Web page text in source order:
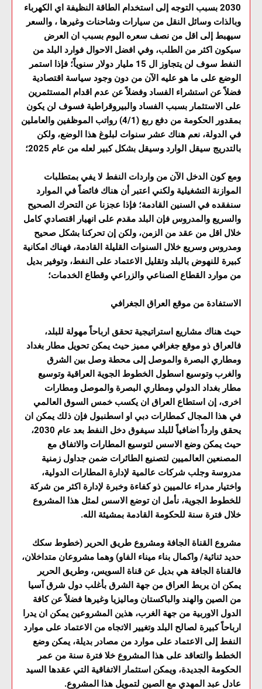
2030 بسبب التوجه إلى استخدام الطاقة النظيفة اي الكهرباء
وبالذات وسائل النقل من سيارات وشاحنات وغيرها ، والسعر
سيهبط إلى اقل من نصف سعره اليوم بسبب ان العرض
سيكون اكثر من الطلب، وفي افضل الاحوال فوارد البلد من
النفط سوف لن يتجاوز ال 15 مليار دولار سنوياً؛ فإذا استمر
الوضع على ما هو عليه الآن من دون وجود سياسة اقتصادية
فضلاً عن استشراء الفساد وفضلاً عن عدم اقدام المستثمرين
على الاستثمار بسبب الفساد والبيروقراطية فسوف لن يكون
بمقدور الحكومة من دفع ربع (4/1) رواتب الموظفين والعاملين
في الدولة، نعم هناك عشر سنوات لبلوغ هذا الوضع، ولكن
بالتدريج سيقل الوارد وسيقل بشكل كبير لعله من عام 2025؛
ومع كون الدخل الآن من واردات النفط لا يفي بمتطلبات
الموازنة التشغيلية ولكني اعتبر أن هناك فائضاً في الموارد
سنفقده في السنين القادمة؛ فإذا عجزنا عن التحرك الصحيح
والسريع والمدروس فإن البلد مقدم على انهيار اقتصادي كامل
خلال اقل من عقد من الزمن، ولكن إن تحركنا بشكل صحيح
ومدروس وسريع خلال السنوات القليلة القادمة، فهناك امكانية
كبيرة للنهوض بالبلد وتقليل الاعتماد على النفط، وتوفير بديل
من موارد القطاع الصناعي والزراعي وقطاع الخدمات؛
الاستفادة من موقع العراق الجغرافي
حيث هناك مشاريع استراتيجية تحقق ارباحاً مهولة للبلد،
فالعراق ذو موقع جغرافي مميز حيث يمكن تحويل مطار بغداد
ومطاري البصرة والموصل إلى محطة وصل بين الشرق
والغرب وتوسيع اسطول الخطوط الجوية العراقية وتوسيع
مطار بغداد الدولي ومطاري البصرة والموصل ومطارات
اخرى، إن استطاع العراق ان يكسب خمس السوق العالمي
في هذا المجال كمطارات دبي او اسطنبول فإن ذلك يمكن ان
يحقق وارداً اضافياً للبلد سيفوق دخل النفط بعد عام 2030،
حيث يمكن وضع الاسس لتوسيع المطارات والاتفاق مع
المصنعين العالميين لتصنيع الطائرات ضمن جداول زمنية
مدروسة وجلب شركات عالمية لإدارة المطارات الدولية،
واختيار مدراء عالميين ذو كفاءة وخبرة لإدارة اكثر من شركة
للخطوط الجوية، نأمل ان توضع الاسس لمثل هذا المشروع
خلال فترة سنة للحكومة القادمة بمشيئة الله.
مشروع القناة الجافة ومشروع طريق الحرير (خطوط سكك
حديد ثنائية/ واكمال بناء ميناء الفاو) وهما مشروعان متداخلان،
فالقناة الجافة هي بديل عن قناة السويس، وطريق الحرير
يمكن ان يربط العراق من جهة الشرق بأغلب دول شرق آسيا
من الصين والهند والباكستان وماليزيا وغيرها فضلاً عن كافة
الدول الاوربية من جهة الغرب، هذين المشروعين يمكن ان يدرا
ارباحاً كبيرة لصالح البلد وتغيير الاتجاه من الاعتماد على موارد
النفط إلى الاعتماد على موارد من مصادر بديلة، يمكن وضع
الخطط والتعاقد على هذا المشروع خلا فترة سنة من عمر
الحكومة الجديدة، ويمكن استثمار الاتفاقية التي عقدها السيد
عادل عبد المهدي مع الصين لتمويل هذا المشروع.